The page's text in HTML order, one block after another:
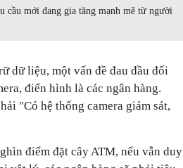
cầu mới đang gia tăng mạnh mẽ từ người
dữ liệu, một vấn đề đau đầu đối
điển hình là các ngân hàng.
"Có hệ thống camera giám sát,
điểm đặt cây ATM, nếu vẫn duy